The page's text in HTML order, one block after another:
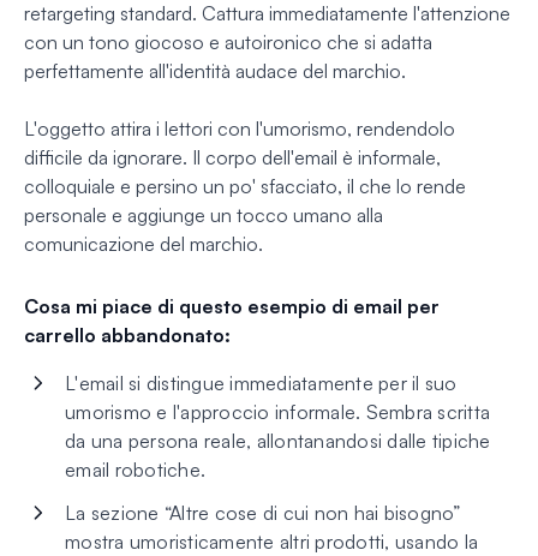
retargeting standard. Cattura immediatamente l'attenzione
con un tono giocoso e autoironico che si adatta
perfettamente all'identità audace del marchio.
L'oggetto attira i lettori con l'umorismo, rendendolo
difficile da ignorare. Il corpo dell'email è informale,
colloquiale e persino un po' sfacciato, il che lo rende
personale e aggiunge un tocco umano alla
comunicazione del marchio.
Cosa mi piace di questo esempio di email per
carrello abbandonato:
L'email si distingue immediatamente per il suo
umorismo e l'approccio informale. Sembra scritta
da una persona reale, allontanandosi dalle tipiche
email robotiche.
La sezione “Altre cose di cui non hai bisogno”
mostra umoristicamente altri prodotti, usando la